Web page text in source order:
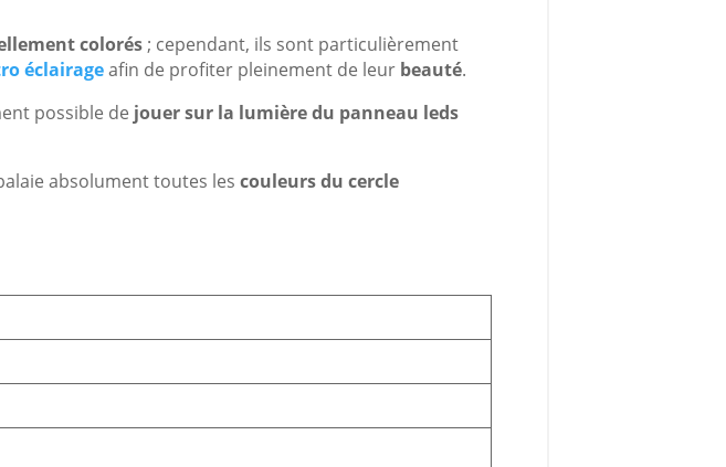
colorés ; cependant, ils sont particulièrement
éclairageafin de profiter pleinement de leur beauté.
possible de jouer sur la lumière du panneau leds
absolument toutes les couleurs du cercle